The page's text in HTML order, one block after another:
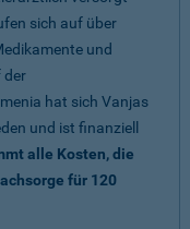
sich auf über
und
der
hat sich Vanjas
und ist finanziell
alle Kosten, die
für 120